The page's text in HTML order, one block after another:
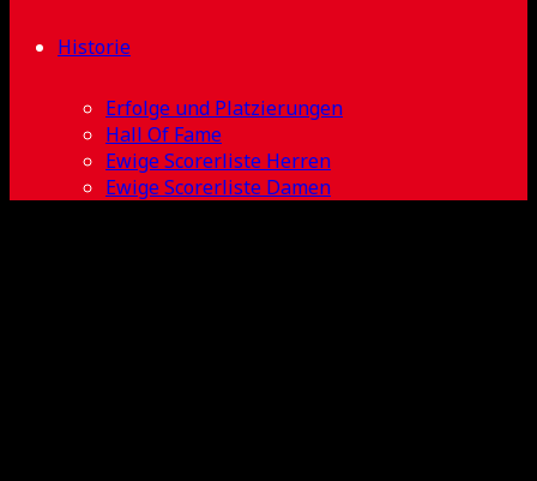
Historie
Erfolge und Platzierungen
Hall Of Fame
Ewige Scorerliste Herren
Ewige Scorerliste Damen